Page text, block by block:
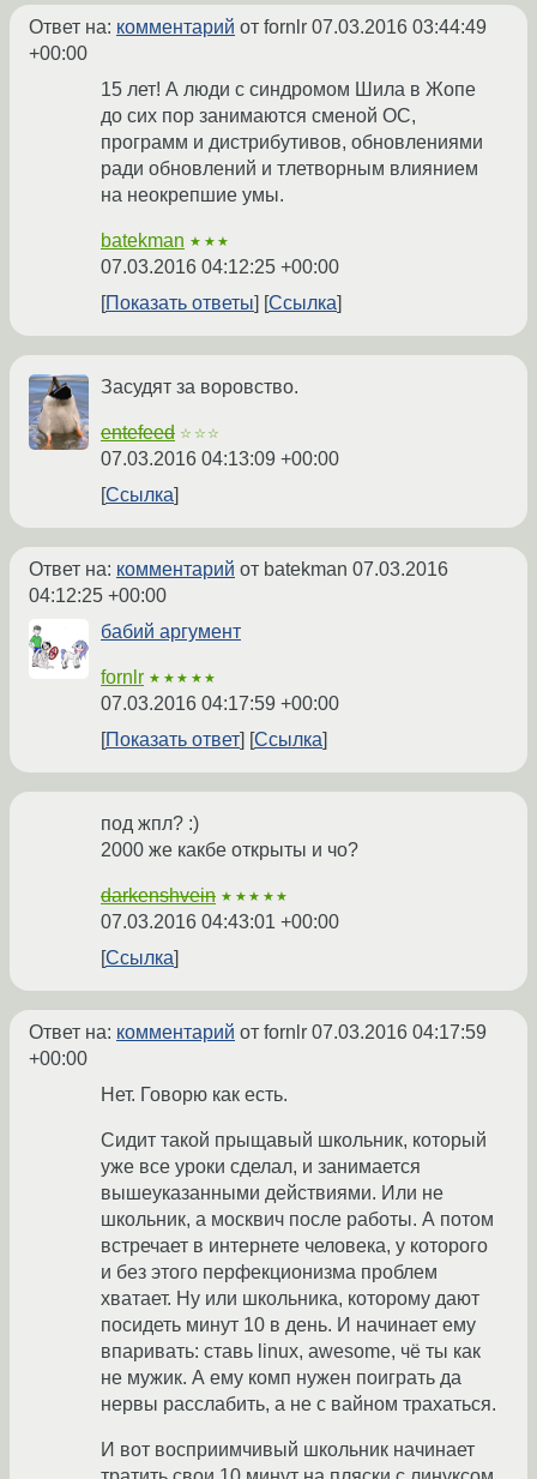
Ответ на: комментарий от fornlr 07.03.2016 03:44:49
+00:00
15 лет! А люди с синдромом Шила в Жопе
до сих пор занимаются сменой ОС,
программ и дистрибутивов, обновлениями
ради обновлений и тлетворным влиянием
на неокрепшие умы.
batekman ★★★
07.03.2016 04:12:25 +00:00
Показать ответы
Ссылка
Засудят за воровство.
entefeed ☆☆☆
07.03.2016 04:13:09 +00:00
Ссылка
Ответ на: комментарий от batekman 07.03.2016
04:12:25 +00:00
бабий аргумент
fornlr ★★★★★
07.03.2016 04:17:59 +00:00
Показать ответ
Ссылка
под жпл? :)
2000 же какбе открыты и чо?
darkenshvein ★★★★★
07.03.2016 04:43:01 +00:00
Ссылка
Ответ на: комментарий от fornlr 07.03.2016 04:17:59
+00:00
Нет. Говорю как есть.
Сидит такой прыщавый школьник, который
уже все уроки сделал, и занимается
вышеуказанными действиями. Или не
школьник, а москвич после работы. А потом
встречает в интернете человека, у которого
и без этого перфекционизма проблем
хватает. Ну или школьника, которому дают
посидеть минут 10 в день. И начинает ему
впаривать: ставь linux, awesome, чё ты как
не мужик. А ему комп нужен поиграть да
нервы расслабить, а не с вайном трахаться.
И вот восприимчивый школьник начинает